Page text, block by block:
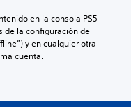
en la consola PS5
de la configuración de
y en cualquier otra
cuenta.